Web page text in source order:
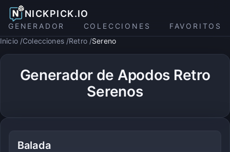
NICKPICK.IO
GENERADOR COLECCIONES
FAVORITOS
Inicio Colecciones Retro Sereno
Generador de Apodos Retro
Serenos
Balada